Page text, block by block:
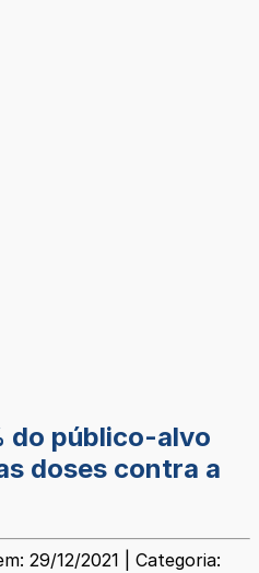
do público-alvo
doses contra a
29/12/2021 | Categoria: